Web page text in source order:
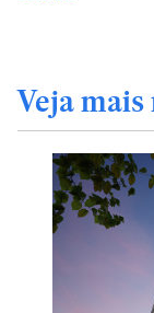
Veja